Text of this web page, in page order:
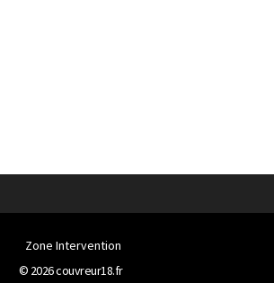
Zone Intervention
© 2026couvreur18.fr